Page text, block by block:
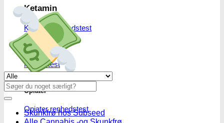
Ketamin
Ketamin renhedstest
MCPP
MCPP test
Opiater
Opiater renhedstest
Se alle tilbud her
Søg
efter:
Skunkfrø hos Subseed